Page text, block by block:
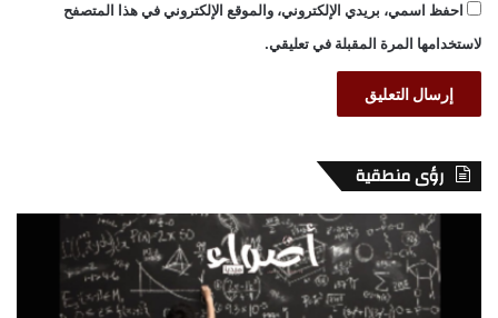
احفظ اسمي، بريدي الإلكتروني، والموقع الإلكتروني في هذا المتصفح
لاستخدامها المرة المقبلة في تعليقي.
رؤى منطقية